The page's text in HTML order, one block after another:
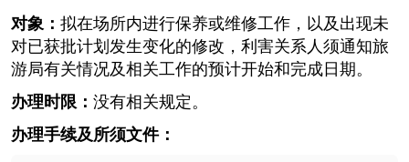
对象： 拟在场所内进行保养或维修工作，以及出现未
对已获批计划发生变化的修改，利害关系人须通知旅
游局有关情况及相关工作的预计开始和完成日期。
办理时限： 没有相关规定。
办理手续及所须文件：